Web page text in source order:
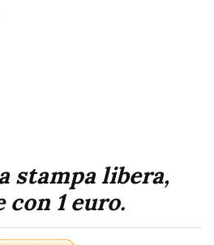
stampa libera,
con 1 euro.